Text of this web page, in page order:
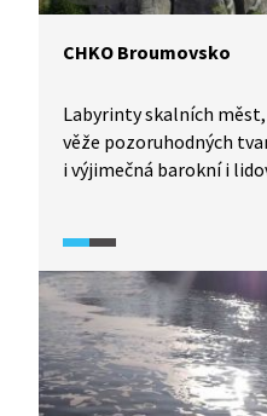
CHKO Broumovsko
Labyrinty skalních
věže pozoruhodných
i výjimečná barokní i
moře. To všechno
Broumovsko.